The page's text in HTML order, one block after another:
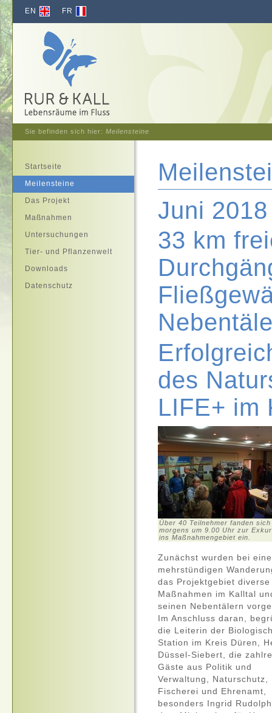
Sie befinden sich hier: Meilensteine
EN FR
Startseite
Meilensteine
Das Projekt
Maßnahmen
Untersuchungen
Tier- und Pflanzenwelt
Downloads
Datenschutz
Juni 2018
33 km
des
LIFE+ im
Über 40 Teilnehmer fanden
morgens um 9.00 Uhr zur
ins Maßnahmengebiet ein.
Zunächst wurden bei
mehrstündigen
das Projektgebiet diverse
Maßnahmen im Kalltal
seinen Nebentälern
Im Anschluss daran,
die Leiterin der
Station im Kreis Düren,
Düssel-Siebert, die
Gäste aus Politik und
Verwaltung, Naturschutz,
Fischerei und Ehrenamt,
besonders Ingrid